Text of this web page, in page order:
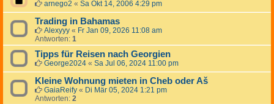
arnego2 « Sa Okt 14, 2006 4:29 pm
Trading in Bahamas
Alexyyy « Fr Jan 09, 2026 11:08 am
Antworten: 1
Tipps für Reisen nach Georgien
George2024 « Sa Jul 06, 2024 11:00 pm
Kleine Wohnung mieten in Cheb oder Aš
GaiaReify « Di Mär 05, 2024 1:21 pm
Antworten: 2